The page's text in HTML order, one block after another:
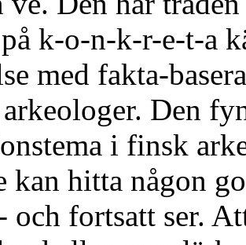
på k-o-n-k-r-e-t-a
med fakta-
Den
i finsk
kan hitta någon
och fortsatt ser.